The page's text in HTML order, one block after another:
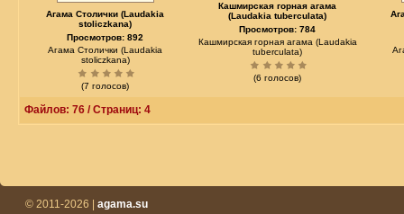
Агама Столички (Laudakia
stoliczkana)
Просмотров: 892
Агама Столички (Laudakia
stoliczkana)
(7 голосов)
Кашмирская горная агама
(Laudakia tuberculata)
Просмотров: 784
Кашмирская горная агама (Laudakia
tuberculata)
(6 голосов)
Файлов: 76 / Страниц: 4
© 2011-2026 | agama.su